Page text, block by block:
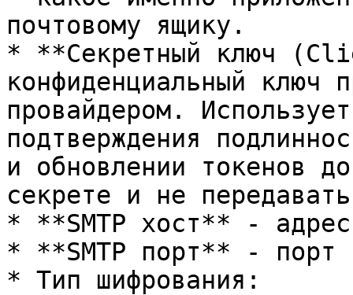
почтовому ящику.
* **Секретный ключ
конфиденциальный ключ
провайдером.
подтверждения
и обновлении токенов
секрете и не
* **SMTP хост** -
* **SMTP порт** - порт
* Тип шифрования: